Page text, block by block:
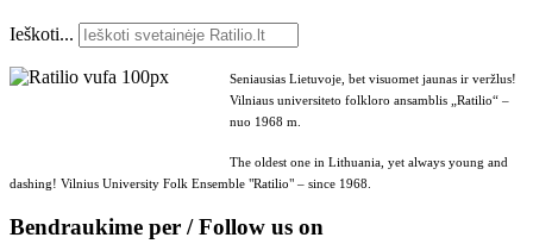
Ieškoti...
Seniausias Lietuvoje, bet visuomet jaunas ir veržlus!
Vilniaus universiteto folkloro ansamblis „Ratilio“ –
nuo 1968 m.
The oldest one in Lithuania, yet always young and
dashing! Vilnius University Folk Ensemble "Ratilio" – since 1968.
Bendraukime per / Follow us on